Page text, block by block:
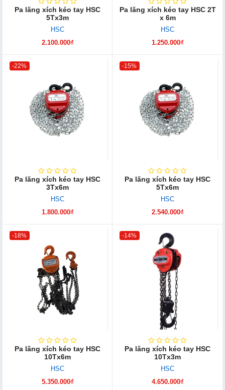
Pa lăng xích kéo tay HSC
5Tx3m
HSC
2.100.000₫
Pa lăng xích kéo tay HSC 2T
x 6m
HSC
1.250.000₫
-22%
Pa lăng xích kéo tay HSC
3Tx6m
HSC
1.800.000₫
-15%
Pa lăng xích kéo tay HSC
5Tx6m
HSC
2.540.000₫
-18%
Pa lăng xích kéo tay HSC
10Tx6m
HSC
5.350.000₫
-14%
Pa lăng xích kéo tay HSC
10Tx3m
HSC
4.650.000₫